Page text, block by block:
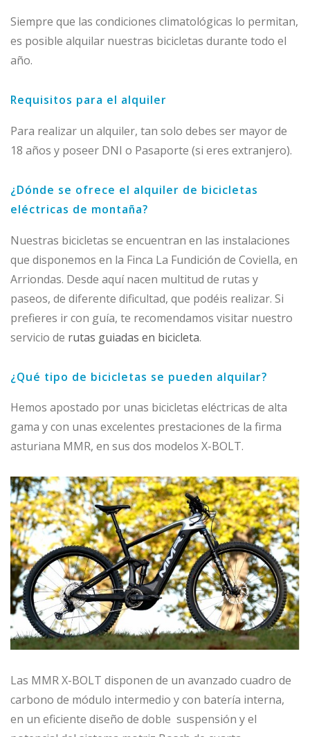
Siempre que las condiciones climatológicas lo permitan,
es posible alquilar nuestras bicicletas durante todo el
año.
Requisitos para el alquiler
Para realizar un alquiler, tan solo debes ser mayor de
18 años y poseer DNI o Pasaporte (si eres extranjero).
¿Dónde se ofrece el alquiler de bicicletas
eléctricas de montaña?
Nuestras bicicletas se encuentran en las instalaciones
que disponemos en la Finca La Fundición de Coviella, en
Arriondas. Desde aquí nacen multitud de rutas y
paseos, de diferente dificultad, que podéis realizar. Si
prefieres ir con guía, te recomendamos visitar nuestro
servicio de rutas guiadas en bicicleta.
¿Qué tipo de bicicletas se pueden alquilar?
Hemos apostado por unas bicicletas eléctricas de alta
gama y con unas excelentes prestaciones de la firma
asturiana MMR, en sus dos modelos X-BOLT.
Las MMR X-BOLT disponen de un avanzado cuadro de
carbono de módulo intermedio y con batería interna,
en un eficiente diseño de doble suspensión y el